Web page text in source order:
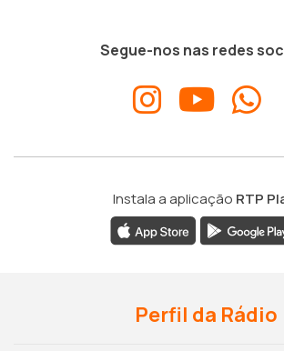
Segue-nos nas redes
Instala a aplicação RTP
Perfil da Rádio